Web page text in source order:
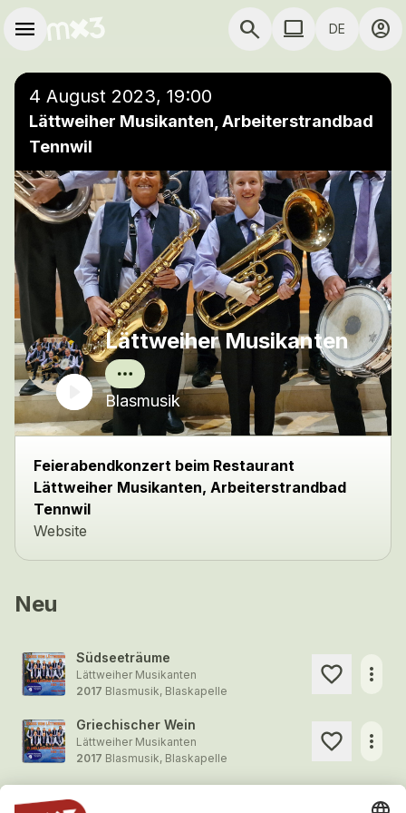
Zum Hauptinhalt springen
Hauptnavigation
menu search COMPUTER
computer DE account_circle
4 August 2023, 19:00
Lättweiher Musikanten, Arbeiterstrandbad
Tennwil
Lättweiher Musikanten
Blasmusik
Feierabendkonzert beim Restaurant
Lättweiher Musikanten, Arbeiterstrandbad
Tennwil
Website
Neu
Südseeträume
Lättweiher Musikanten
2017 Blasmusik, Blaskapelle
more_horiz
Griechischer Wein
Lättweiher Musikanten
2017 Blasmusik, Blaskapelle
more_horiz
Lättweiher Musikanten more_horiz
Einer Wiedergabeliste hinzufügen close